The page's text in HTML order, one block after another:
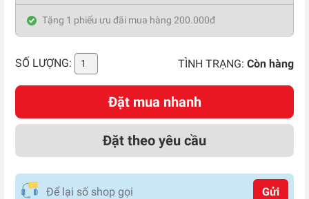
Tặng 1 phiếu ưu đãi mua hàng 200.000đ
SỐ LƯỢNG: TÌNH TRẠNG: Còn hàng
Đặt mua nhanh
Đặt theo yêu cầu
Gửi